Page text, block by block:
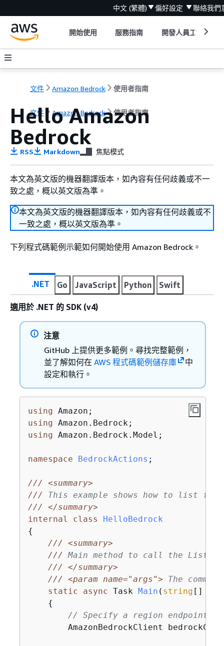
中文 (繁體) 偏好設定 聯絡我們
開始使用 服務指南 開發人員工具
文件 Amazon Bedrock 使用者指南
文件 Amazon Bedrock 使用者指南
Hello Amazon
Bedrock
RSS Markdown 焦點模式
本文為英文版的機器翻譯版本，如內容有任何歧義或不一
致之處，概以英文版為準。
本文為英文版的機器翻譯版本，如內容有任何歧義或不
一致之處，概以英文版為準。
下列程式碼範例示範如何開始使用 Amazon Bedrock。
.NET Go JavaScript Python Swift
適用於 .NET 的 SDK (v4)
注意
GitHub 上提供更多範例。尋找完整範例，
並了解如何在 AWS 程式碼範例儲存庫
中
設定和執行。
using
using
using Amazon.Bedrock.Model;
namespace BedrockActions ;
///
<summary>
/// This example shows how to list
///
</summary>
internal
class
HelloBedrock
{
///
<summary>
/// Main method to call the
///
</summary>
///
<param name="args"> The
static
async Task Main ( string []
{
// Specify a region endpoint
AmazonBedrockClient